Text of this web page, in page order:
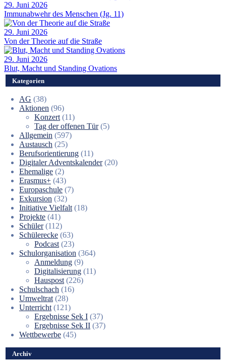
29. Juni 2026
Immunabwehr des Menschen (Jg. 11)
29. Juni 2026
Von der Theorie auf die Straße
29. Juni 2026
Blut, Macht und Standing Ovations
Kategorien
AG (38)
Aktionen (96)
Konzert (11)
Tag der offenen Tür(5)
Allgemein (597)
Austausch (25)
Berufsorientierung (11)
Digitaler Adventskalender(20)
Ehemalige (2)
Erasmus+ (43)
Europaschule (7)
Exkursion (32)
Initiative Vielfalt (18)
Projekte (41)
Schüler(112)
Schülerecke (63)
Podcast (23)
Schulorganisation (364)
Anmeldung (9)
Digitalisierung (11)
Hauspost (226)
Schulschach (16)
Umweltrat (28)
Unterricht (121)
Ergebnisse Sek I (37)
Ergebnisse Sek II (37)
Wettbewerbe (45)
Archiv